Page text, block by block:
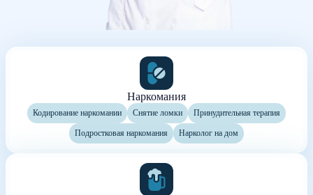
Наркомания
Кодирование наркомании Снятие ломки Принудительная терапия
Подростковая наркомания Нарколог на дом